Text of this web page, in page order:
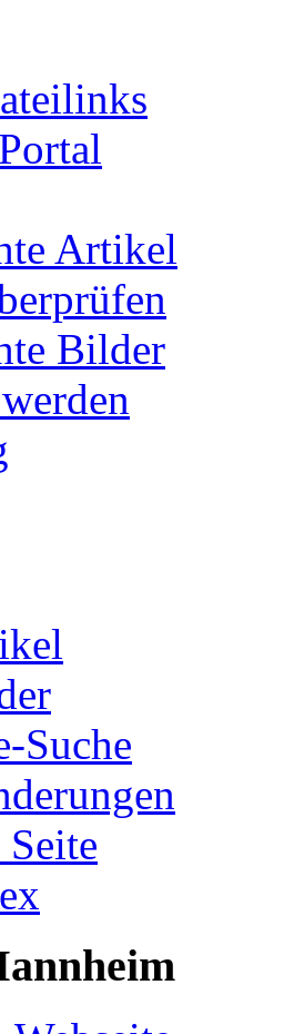
Artikel
Bilder
Suche